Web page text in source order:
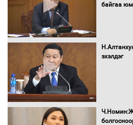
орчныг
баримт
байгаа
эхэлдэг